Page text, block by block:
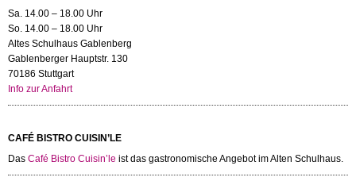
Sa. 14.00 – 18.00 Uhr
So. 14.00 – 18.00 Uhr
Altes Schulhaus Gablenberg
Gablenberger Hauptstr. 130
70186 Stuttgart
Info zur Anfahrt
CAFÉ BISTRO CUISIN’LE
Das Café Bistro Cuisin’le ist das gastronomische Angebot im Alten Schulhaus.